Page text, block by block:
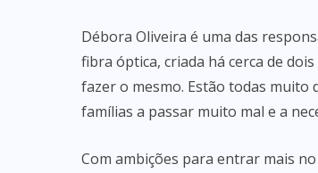
Débora Oliveira é uma das
fibra óptica, criada há cerca de
fazer o mesmo. Estão todas muito
famílias a passar muito mal e a
Com ambições para entrar mais